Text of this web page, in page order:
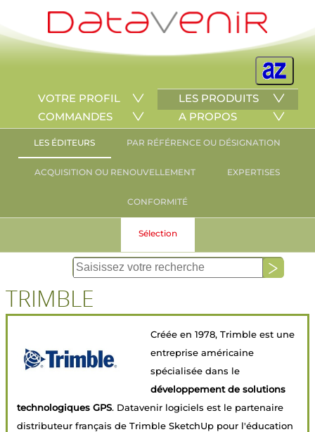
VOTRE PROFIL
LES PRODUITS
COMMANDES
A PROPOS
LES ÉDITEURS PAR RÉFÉRENCE OU DÉSIGNATION
ACQUISITION OU RENOUVELLEMENT EXPERTISES
CONFORMITÉ
Sélection
TRIMBLE
Créée en 1978, Trimble est une
entreprise américaine
spécialisée dans le
développement de solutions
technologiques GPS. Datavenir logiciels est le partenaire
distributeur français de Trimble SketchUp pour l'éducation